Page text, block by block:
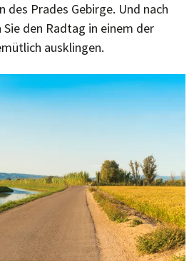
des Pra­des Ge­bir­ge. Und nach
den Rad­tag in einem der
aus­klingen.